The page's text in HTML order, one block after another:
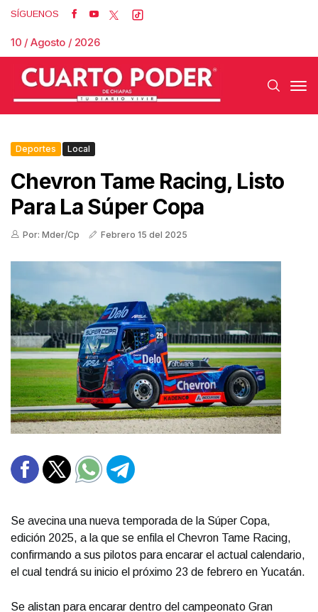
SÍGUENOS
10 / Agosto / 2026
Deportes Local
Chevron Tame Racing, Listo
Para La Súper Copa
Por: Mder/Cp Febrero 15 del 2025
Se avecina una nueva temporada de la Súper Copa,
edición 2025, a la que se enfila el Chevron Tame Racing,
confirmando a sus pilotos para encarar el actual calendario,
el cual tendrá su inicio el próximo 23 de febrero en Yucatán.
Se alistan para encarar dentro del campeonato Gran